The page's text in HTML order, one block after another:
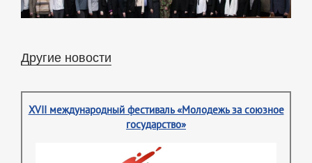
Другие новости
XVII международный фестиваль «Молодежь за союзное
государство»